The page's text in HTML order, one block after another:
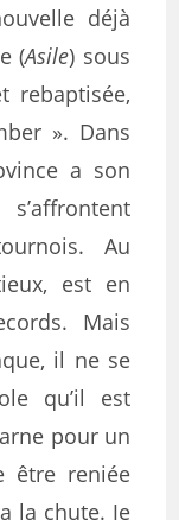
déjà
(Asile) sous
rebaptisée,
». Dans
a son
Au
est en
Mais
il ne se
qu’il est
pour un
être reniée
la chute. Je